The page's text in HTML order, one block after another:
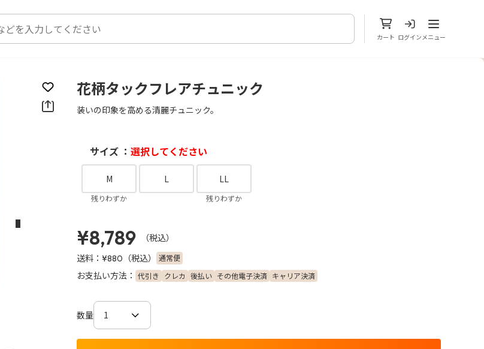
カート ログイン
メニューを開
メニュー
次のスライド
お気に入りに登録
花柄タックフレアチュニック
装いの印象を高める清麗チュニック。
サイズ ： 選択してください
M
残りわずか
L LL
残りわずか
¥8,789
（税込）
送料： ¥880 （税込） 通常便
お支払い方法： 代引き クレカ 後払い その他電子決済 キャリア決済
数量